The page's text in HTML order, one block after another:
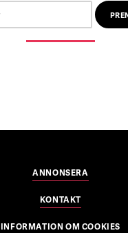
ANNONSERA
KONTAKT
INFORMATION OM COOKIES